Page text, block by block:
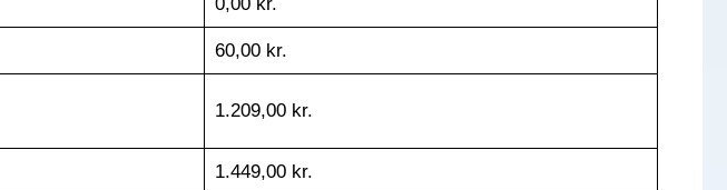
60,00 kr.
1.209,00 kr.
1.449,00 kr.